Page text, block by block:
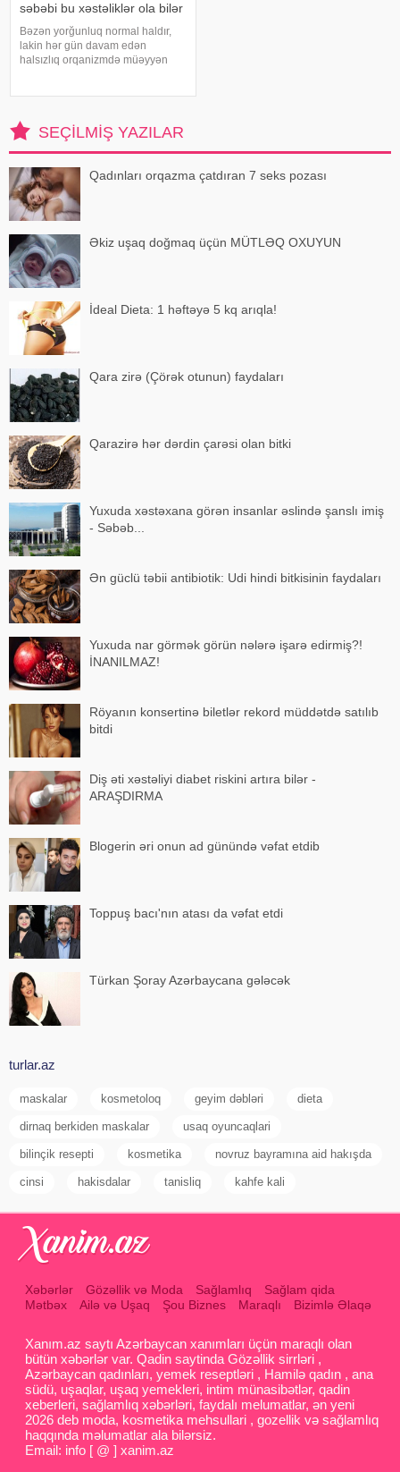
səbəbi bu xəstəliklər ola bilər
Bəzən yorğunluq normal haldır,
lakin hər gün davam edən
halsızlıq orqanizmdə müəyyən
xəstəlikləri, şəkərl
SEÇILMIŞ YAZILAR
Qadınları orqazma çatdıran 7 seks pozası
Əkiz uşaq doğmaq üçün MÜTLƏQ OXUYUN
İdeal Dieta: 1 həftəyə 5 kq arıqla!
Qara zirə (Çörək otunun) faydaları
Qarazirə hər dərdin çarəsi olan bitki
Yuxuda xəstəxana görən insanlar əslində şanslı imiş
- Səbəb...
Ən güclü təbii antibiotik: Udi hindi bitkisinin faydaları
Yuxuda nar görmək görün nələrə işarə edirmiş?!
İNANILMAZ!
Röyanın konsertinə biletlər rekord müddətdə satılıb
bitdi
Diş əti xəstəliyi diabet riskini artıra bilər -
ARAŞDIRMA
Blogerin əri onun ad günündə vəfat etdib
Toppuş bacı'nın atası da vəfat etdi
Türkan Şoray Azərbaycana gələcək
turlar.az
maskalar kosmetoloq geyim dəbləri dieta
dirnaq berkiden maskalar usaq oyuncaqlari
bilinçik resepti kosmetika novruz bayramına aid hakışda
cinsi hakisdalar tanisliq kahfe kali
Xəbərlər Gözəllik və Moda Sağlamlıq
Sağlam qida
Mətbəx
Ailə və Uşaq Şou Biznes Maraqlı Bizimlə Əlaqə
Xanım.az saytı Azərbaycan xanımları üçün maraqlı olan
bütün xəbərlər var. Qadin saytinda Gözəllik sirrləri ,
Azərbaycan qadınları, yemek reseptləri , Hamilə qadın , ana
südü, uşaqlar, uşaq yemekleri, intim münasibətlər, qadin
xeberleri, sağlamlıq xəbərləri, faydalı melumatlar, ən yeni
2026 deb moda, kosmetika mehsullari , gozellik və sağlamlıq
haqqında məlumatlar ala bilərsiz.
Email: info [ @ ] xanim.az